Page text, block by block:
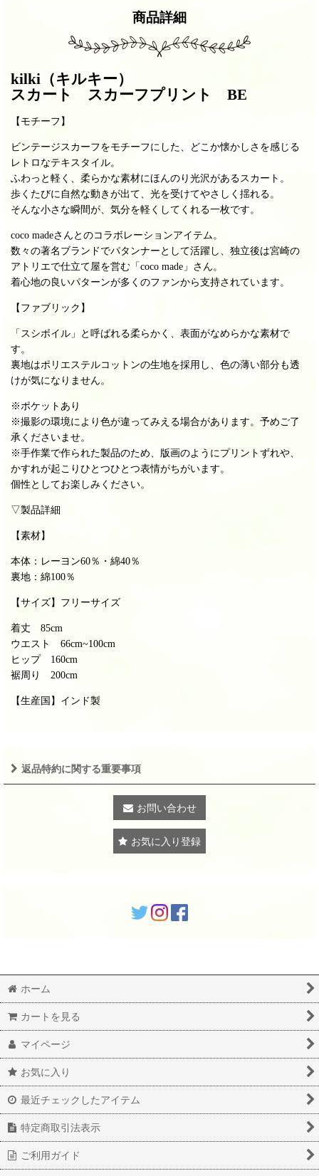
商品詳細
kilki（キルキー）
スカート スカーフプリント BE
【モチーフ】
ビンテージスカーフをモチーフにした、
どこか懐かしさを感じる
レトロなテキスタイル。
ふわっと軽く、柔らかな素材にほんのり光沢があるスカート。
歩くたびに自然な動きが出て、光を受けてやさしく揺れる。
そんな小さな瞬間が、気分を軽くしてくれる一枚です。
coco madeさんとのコラボレーションアイテム。
数々の著名ブランドでパタンナーとして活躍し、 独立後は宮崎の
アトリエで仕立て屋を営む「coco made」さん。
着心地の良いパターンが多くのファンから支持されています。
【ファブリック】
「スシボイル」と呼ばれる柔らかく、表面がなめらかな素材で
す。
裏地はポリエステルコットンの生地を採用し、色の薄い部分も透
けが気になりません。
※ポケットあり
※撮影の環境により色が違ってみえる場合があります。予めご了
承くださいませ。
※手作業で作られた製品のため、 版画のようにプリントずれや、
かすれが起こりひとつひとつ表情がちがいます。
個性としてお楽しみください。
▽製品詳細
【素材】
本体：レーヨン60％・綿40％
裏地：綿100％
【サイズ】フリーサイズ
着丈 85cm
ウエスト 66cm~100cm
ヒップ 160cm
裾周り 200cm
【生産国】インド製
返品特約に関する重要事項
お問い合わせ
お気に入り登録
ホーム
カートを見る
マイページ
お気に入り
最近チェックしたアイテム
特定商取引法表示
ご利用ガイド